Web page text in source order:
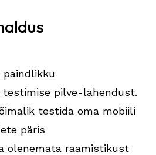
paindlikku
testimise pilve-lahendust.
testida oma mobiili
päris
olenemata raamistikust